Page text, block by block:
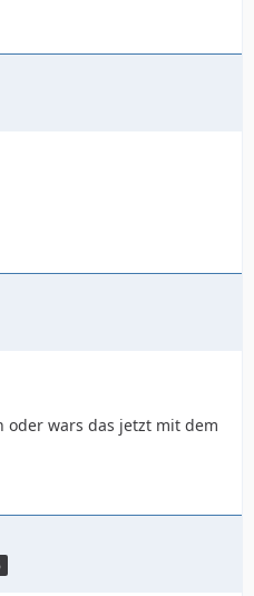
oder wars das jetzt mit dem